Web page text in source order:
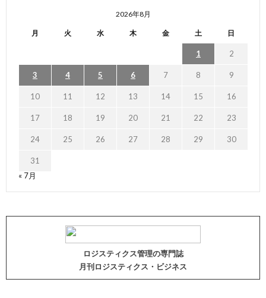
2026年8月
月 火 水 木 金 土 日
1 2
3 4 5 6 7 8 9
10 11 12 13 14 15 16
17 18 19 20 21 22 23
24 25 26 27 28 29 30
31
« 7月
ロジスティクス管理の専門誌
月刊ロジスティクス・ビジネス